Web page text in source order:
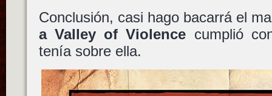
Conclusión, casi hago bacarrá el
a Valley of Violence cumplió
tenía sobre ella.